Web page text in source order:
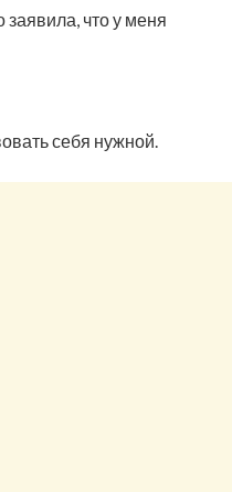
что у меня
себя нужной.